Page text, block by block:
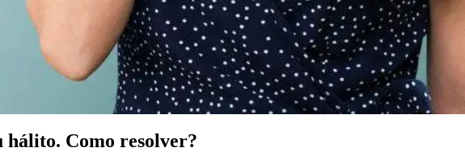
hálito. Como resolver?